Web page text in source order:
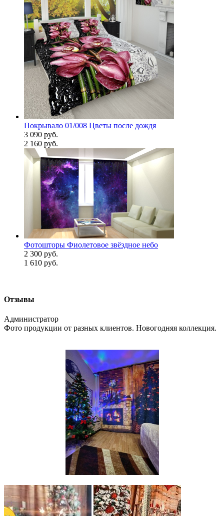
Покрывало 01/008 Цветы после дождя
3 090 руб.
2 160 руб.
Фотошторы Фиолетовое звёздное небо
2 300 руб.
1 610 руб.
Отзывы
Администратор
Фото продукции от разных клиентов. Новогодняя коллекция.